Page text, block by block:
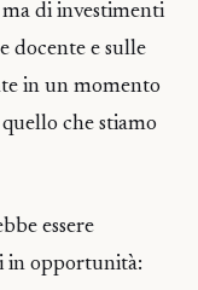
di investimenti
docente e sulle
in un momento
che stiamo
essere
in opportunità: